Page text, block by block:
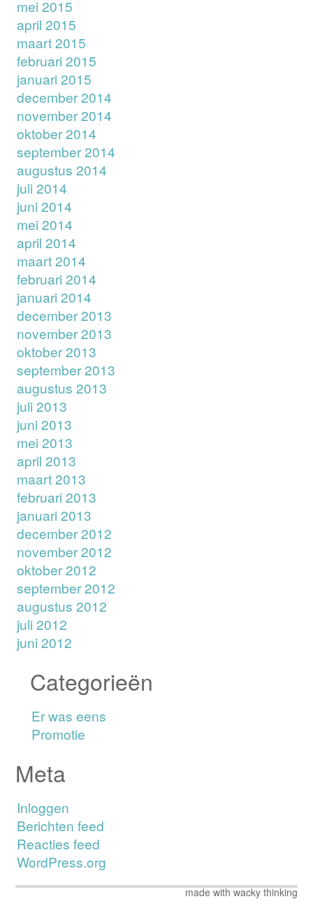
mei 2015
april 2015
maart 2015
februari 2015
januari 2015
december 2014
november 2014
oktober 2014
september 2014
augustus 2014
juli 2014
juni 2014
mei 2014
april 2014
maart 2014
februari 2014
januari 2014
december 2013
november 2013
oktober 2013
september 2013
augustus 2013
juli 2013
juni 2013
mei 2013
april 2013
maart 2013
februari 2013
januari 2013
december 2012
november 2012
oktober 2012
september 2012
augustus 2012
juli 2012
juni 2012
Categorieën
Er was eens
Promotie
Meta
Inloggen
Berichten feed
Reacties feed
WordPress.org
made with wacky thinking